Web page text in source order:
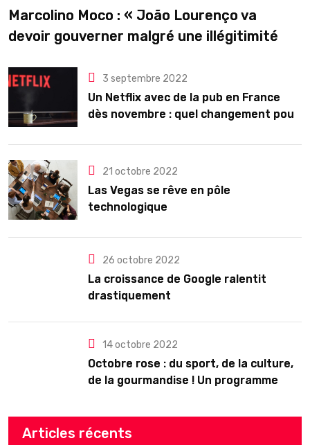
Marcolino Moco : « João Lourenço va
devoir gouverner malgré une illégitimité
3 septembre 2022
Un Netflix avec de la pub en France
dès novembre : quel changement pour
21 octobre 2022
Las Vegas se rêve en pôle
technologique
26 octobre 2022
La croissance de Google ralentit
drastiquement
14 octobre 2022
Octobre rose : du sport, de la culture,
de la gourmandise ! Un programme
Articles récents